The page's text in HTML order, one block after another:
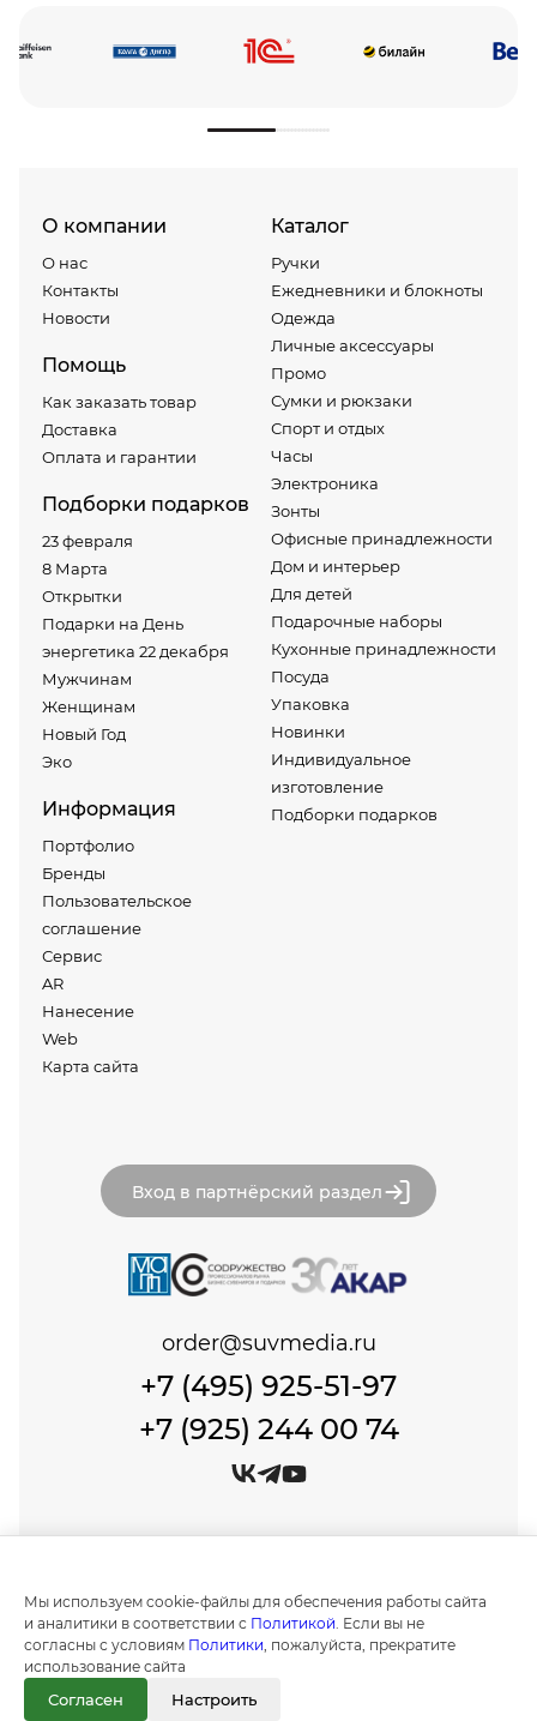
О компании
О нас
Контакты
Новости
Помощь
Как заказать товар
Доставка
Оплата и гарантии
Подборки подарков
23 февраля
8 Марта
Открытки
Подарки на День
энергетика 22 декабря
Мужчинам
Женщинам
Новый Год
Эко
Информация
Портфолио
Бренды
Пользовательское
соглашение
Сервис
AR
Нанесение
Web
Карта сайта
Каталог
Ручки
Ежедневники и блокноты
Одежда
Личные аксессуары
Промо
Сумки и рюкзаки
Спорт и отдых
Часы
Электроника
Зонты
Офисные принадлежности
Дом и интерьер
Для детей
Подарочные наборы
Кухонные принадлежности
Посуда
Упаковка
Новинки
Индивидуальное
изготовление
Подборки подарков
Вход в партнёрский раздел
+7 (495) 925-51-97
+7 (925) 244 00 74
order@suvmedia.ru
Политика обработки персональных данных
Создание и продвижение сайтов в
Москве "IT Expert Group"
Информация на сайте носит ознакомительный
характер и не является публичной офертой, как
Мы используем cookie-файлы для обеспечения работы сайта
и аналитики в соответствии с Политикой . Если вы не
согласны с условиям Политики , пожалуйста, прекратите
использование сайта
Согласен Настроить